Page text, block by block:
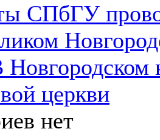
СПбГУ
церкви
нет